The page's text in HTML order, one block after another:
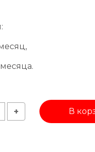
+ В